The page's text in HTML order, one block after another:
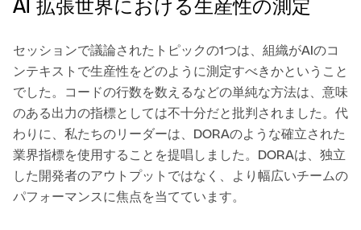
AI 拡張世界における生産性の測定
セッションで議論されたトピックの1つは、組織がAIのコ
ンテキストで生産性をどのように測定すべきかということ
でした。コードの行数を数えるなどの単純な方法は、意味
のある出力の指標としては不十分だと批判されました。代
わりに、私たちのリーダーは、DORAのような確立された
業界指標を使用することを提唱しました。DORAは、独立
した開発者のアウトプットではなく、より幅広いチームの
パフォーマンスに焦点を当てています。